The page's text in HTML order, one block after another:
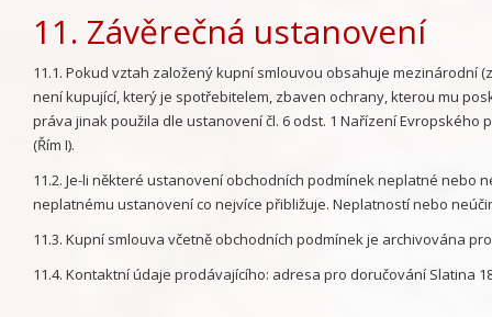
11. Závěrečná ustanovení
11.1. Pokud vztah založený kupní smlouvou obsahuje mezinárodní
není kupující, který je spotřebitelem, zbaven ochrany, kterou mu
práva jinak použila dle ustanovení čl. 6 odst. 1 Nařízení Evropského
(Řím I).
11.2. Je-li některé ustanovení obchodních podmínek neplatné
neplatnému ustanovení co nejvíce přibližuje. Neplatností nebo
11.3. Kupní smlouva včetně obchodních podmínek je archivována
11.4. Kontaktní údaje prodávajícího: adresa pro doručování Slatina